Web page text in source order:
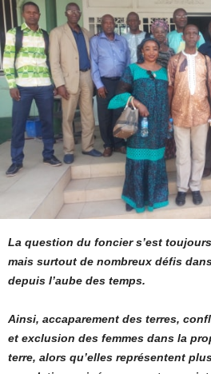
La question du foncier s’est
mais surtout de nombreux défis
depuis l’aube des temps.
Ainsi, accaparement des terres,
et exclusion des femmes dans la
terre, alors qu’elles représentent